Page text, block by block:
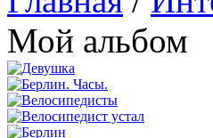
Мой альбом